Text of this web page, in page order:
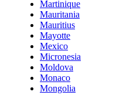
Martinique
Mauritania
Mauritius
Mayotte
Mexico
Micronesia
Moldova
Monaco
Mongolia